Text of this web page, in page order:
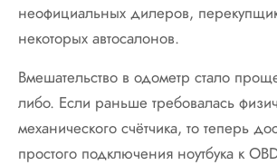
неофициальных дилеров,
некоторых автосалонов.
Вмешательство в одометр стало
либо. Если раньше требовалась
механического счётчика, то теперь
простого подключения ноутбука к